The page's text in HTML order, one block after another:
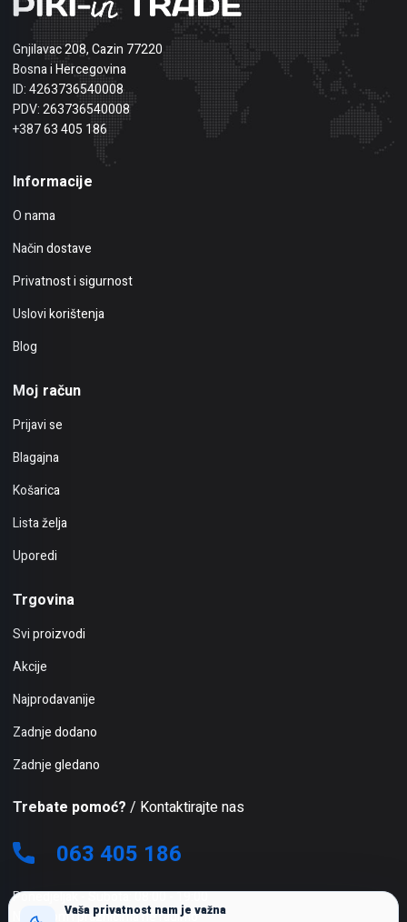
Gnjilavac 208, Cazin 77220
Bosna i Hercegovina
ID: 4263736540008
PDV: 263736540008
+387 63 405 186
Informacije
O nama
Način dostave
Privatnost i sigurnost
Uslovi korištenja
Blog
Moj račun
Prijavi se
Blagajna
Košarica
Lista želja
Uporedi
Trgovina
Svi proizvodi
Akcije
Najprodavanije
Zadnje dodano
Zadnje gledano
Trebate pomoć? / Kontaktirajte nas
063 405 186
Ponedjeljak - Subota: 08:00 - 19:00
Nedjeljom i praznicima ne radimo
Vaša privatnost nam je važna